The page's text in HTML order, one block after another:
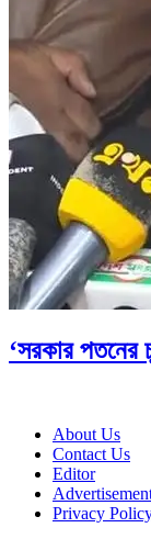
‘সরকার পতনের
About Us
Contact Us
Editor
Privacy